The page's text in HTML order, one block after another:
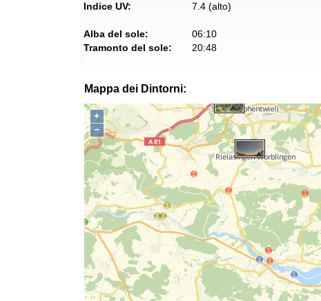
Indice UV:
7.4 (alto)
Alba del sole:
06:10
Tramonto del sole:
20:48
Mappa dei Dintorni:
+
−